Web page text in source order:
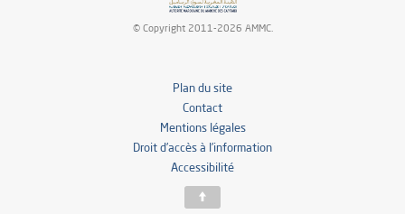
© Copyright 2011-2026 AMMC.
Plan du site
Contact
Mentions légales
Droit d’accès à l’information
Accessibilité